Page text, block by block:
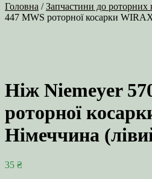
Головна /Запчастини до роторних
447 MWS роторної косарки
Ніж Niemeyer
роторної
Німеччина
35 ₴